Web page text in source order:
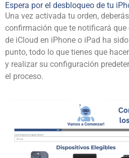
Espera por el desbloqueo de tu
Una vez activada tu orden,
confirmación que te notificará
de iCloud en iPhone o iPad ha
punto, todo lo que tienes que
y realizar su configuración
el proceso.